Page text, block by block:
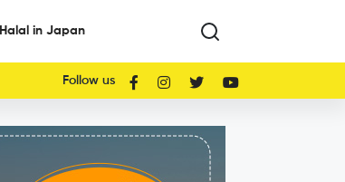
Halal in Japan
Follow us